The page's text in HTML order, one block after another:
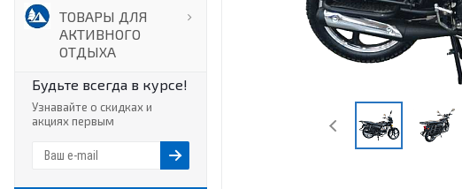
ТОВАРЫ ДЛЯ
АКТИВНОГО
ОТДЫХА
Будьте всегда в курсе!
Узнавайте о скидках и
акциях первым